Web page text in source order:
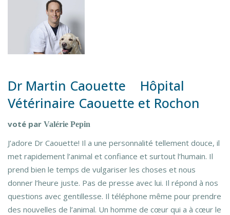
Dr Martin Caouette Hôpital
Vétérinaire Caouette et Rochon
voté par Valérie Pepin
J’adore Dr Caouette! Il a une personnalité tellement douce, il
met rapidement l’animal et confiance et surtout l’humain. Il
prend bien le temps de vulgariser les choses et nous
donner l’heure juste. Pas de presse avec lui. Il répond à nos
questions avec gentillesse. Il téléphone même pour prendre
des nouvelles de l’animal. Un homme de cœur qui a à cœur le